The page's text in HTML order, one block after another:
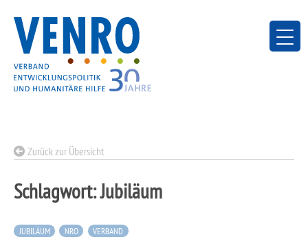
content
Zurück zur Übersicht
Schlagwort:Jubiläum
JUBILÄUM NRO VERBAND